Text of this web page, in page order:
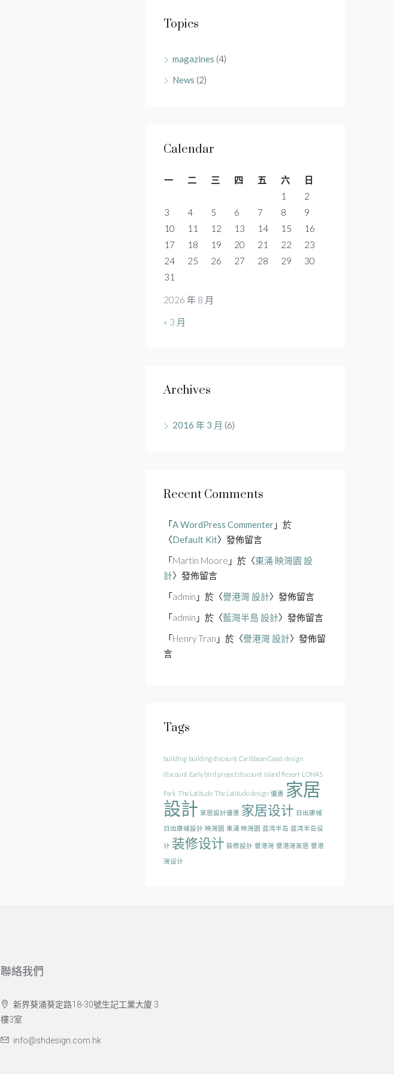
Topics
magazines (4)
News (2)
Calendar
2026 年 8 月
一 二 三 四 五 六
日
1
2
3
4 5 6 7 8
9
10
11 12 13 14 15
16
17
18 19 20 21 22
23
24
25 26 27 28 29
30
31
« 3 月
Archives
2016 年 3 月 (6)
Recent Comments
「A WordPress Commenter 」於
〈Default Kit〉發佈留言
「Martin Moore 」於〈東涌 映灣園 設
計〉發佈留言
「admin 」於〈譽港灣 設計〉發佈留言
「admin 」於〈藍灣半島 設計〉發佈留言
「Henry Tran 」於〈譽港灣 設計〉發佈留
言
Tags
building building discount Caribbean Coast design
discount Early bird project discount Island Resort LOHAS
Park The Latitude The Latitude design 優惠 家居
設計 家居設計優惠 家居设计 日出康城
日出康城設計 映灣園 東涌 映灣園 蓝湾半岛 蓝湾半岛设
计 装修设计 裝修設計 譽港灣 譽港灣家居 譽港
灣设计
聯絡我們
新界葵涌葵定路18-30號生記工業大廈 3
樓3室
info@shdesign.com.hk